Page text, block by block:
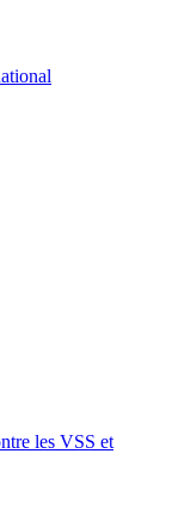
les VSS et